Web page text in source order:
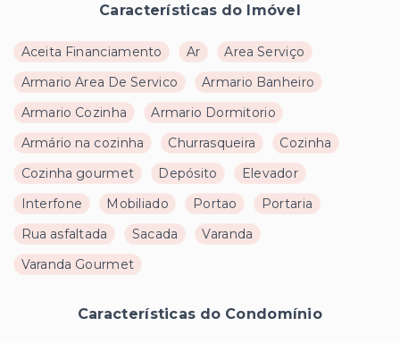
Características do Imóvel
Aceita Financiamento Ar
Area Serviço
Armario Area De Servico
Armario Banheiro
Armario Cozinha
Armario Dormitorio
Armário na cozinha
Churrasqueira
Cozinha
Cozinha gourmet
Depósito
Elevador
Interfone
Mobiliado Portao
Portaria
Rua asfaltada
Sacada
Varanda
Varanda Gourmet
Características do Condomínio